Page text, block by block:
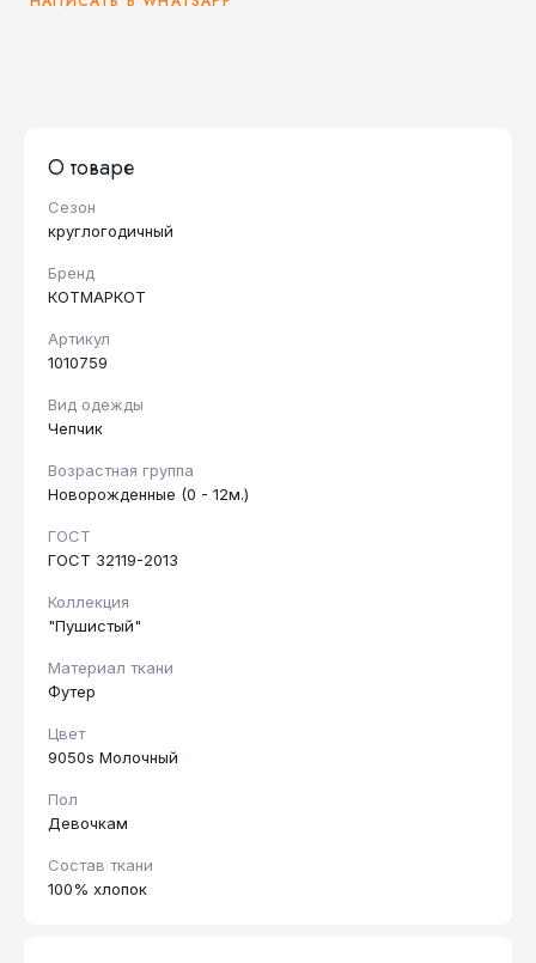
О товаре
Сезон
круглогодичный
Бренд
КОТМАРКОТ
Артикул
1010759
Вид одежды
Чепчик
Возрастная группа
Новорожденные (0 - 12м.)
ГОСТ
ГОСТ 32119-2013
Коллекция
"Пушистый"
Материал ткани
Футер
Цвет
9050s Молочный
Пол
Девочкам
Состав ткани
100% хлопок